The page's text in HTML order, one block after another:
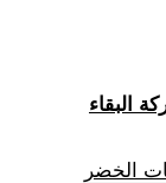
الخضر